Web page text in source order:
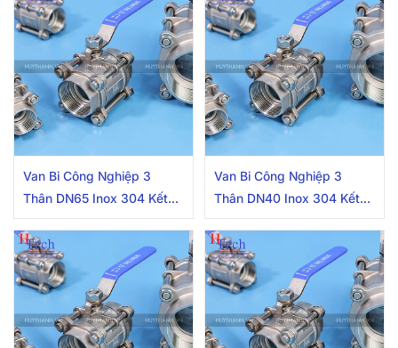
Van Bi Công Nghiệp 3
Thân DN65 Inox 304 Kết
Van Bi Công Nghiệp 3
Thân DN40 Inox 304 Kết